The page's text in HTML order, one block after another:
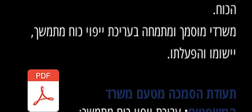
הכוח.
משרדי מוסמך ומתמחה בעריכת ייפוי כוח מתמשך,
יישומו והפעלתו.
תעודת הסמכה מטעם משרד